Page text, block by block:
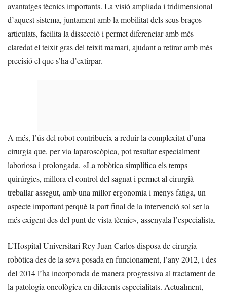
avantatges tècnics importants. La visió ampliada i tridimensional
d’aquest sistema, juntament amb la mobilitat dels seus braços
articulats, facilita la dissecció i permet diferenciar amb més
claredat el teixit gras del teixit mamari, ajudant a retirar amb més
precisió el que s’ha d’extirpar.
A més, l’ús del robot contribueix a reduir la complexitat d’una
cirurgia que, per via laparoscòpica, pot resultar especialment
laboriosa i prolongada. «La robòtica simplifica els temps
quirúrgics, millora el control del sagnat i permet al cirurgià
treballar assegut, amb una millor ergonomia i menys fatiga, un
aspecte important perquè la part final de la intervenció sol ser la
més exigent des del punt de vista tècnic», assenyala l’especialista.
L’Hospital Universitari Rey Juan Carlos disposa de cirurgia
robòtica des de la seva posada en funcionament, l’any 2012, i des
del 2014 l’ha incorporada de manera progressiva al tractament de
la patologia oncològica en diferents especialitats. Actualment,